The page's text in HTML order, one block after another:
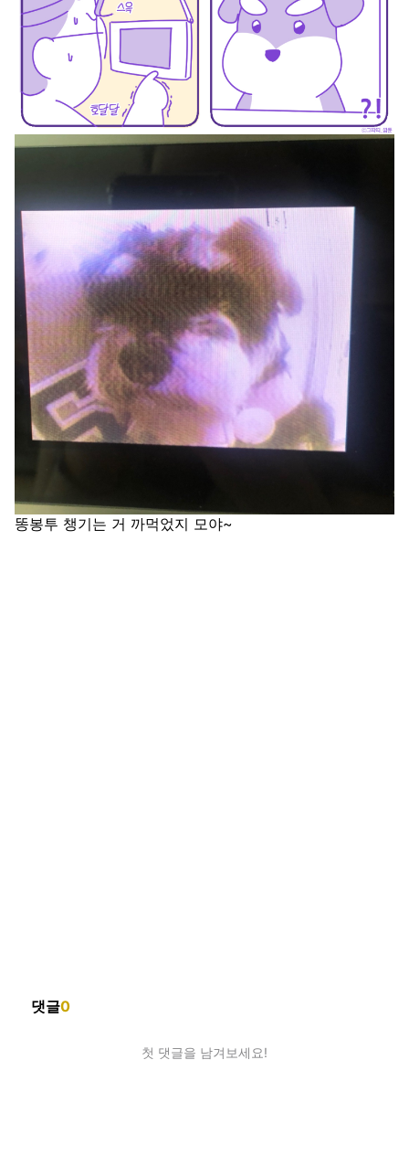
똥봉투 챙기는 거 까먹었지 모야~
댓글0
첫 댓글을 남겨보세요!